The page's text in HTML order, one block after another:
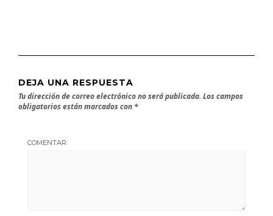
DEJA UNA RESPUESTA
Tu dirección de correo electrónico no será publicada. Los campos
obligatorios están marcados con *
COMENTAR